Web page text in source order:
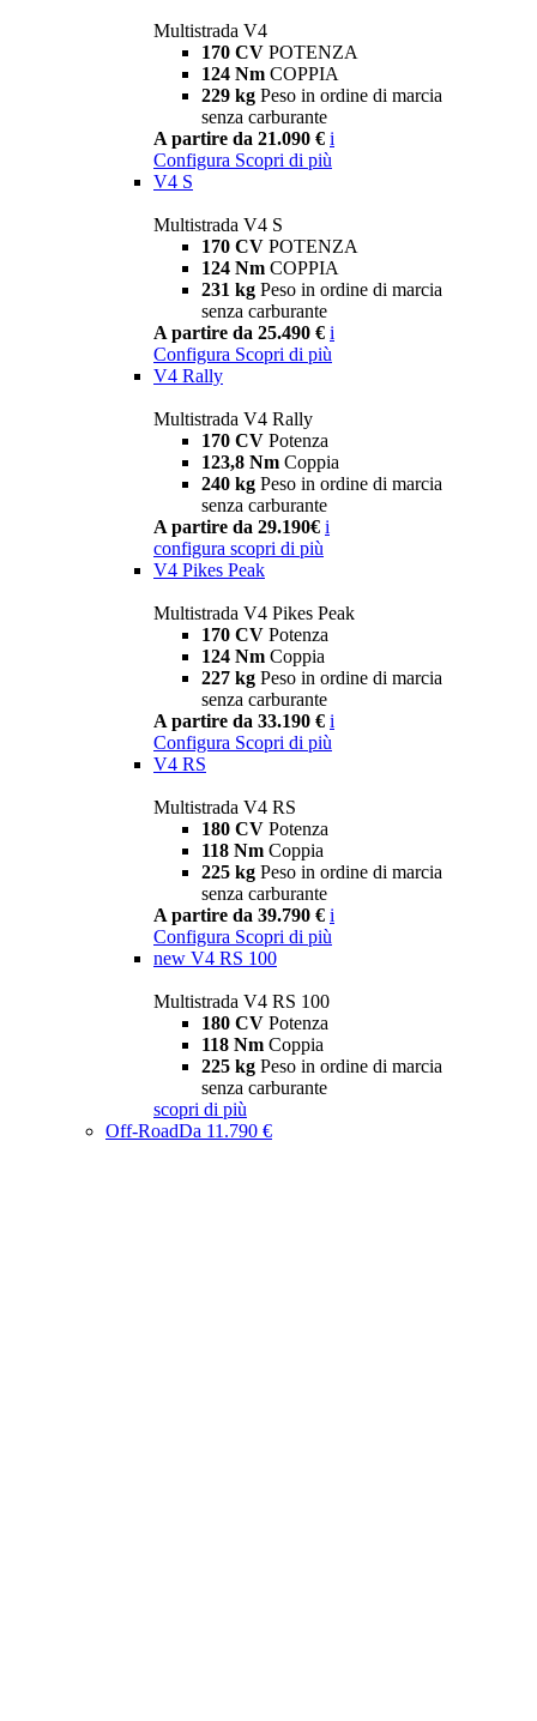
Multistrada V4
170 CV POTENZA
124 Nm COPPIA
229 kg Peso in ordine di marcia
senza carburante
A partire da 21.090 € i
Configura Scopri di più
V4 S
Multistrada V4 S
170 CV POTENZA
124 Nm COPPIA
231 kg Peso in ordine di marcia
senza carburante
A partire da 25.490 € i
Configura Scopri di più
V4 Rally
Multistrada V4 Rally
170 CV Potenza
123,8 Nm Coppia
240 kg Peso in ordine di marcia
senza carburante
A partire da 29.190€ i
configura scopri di più
V4 Pikes Peak
Multistrada V4 Pikes Peak
170 CV Potenza
124 Nm Coppia
227 kg Peso in ordine di marcia
senza carburante
A partire da 33.190 € i
Configura Scopri di più
V4 RS
Multistrada V4 RS
180 CV Potenza
118 Nm Coppia
225 kg Peso in ordine di marcia
senza carburante
A partire da 39.790 € i
Configura Scopri di più
new V4 RS 100
Multistrada V4 RS 100
180 CV Potenza
118 Nm Coppia
225 kg Peso in ordine di marcia
senza carburante
scopri di più
Off-RoadDa 11.790 €